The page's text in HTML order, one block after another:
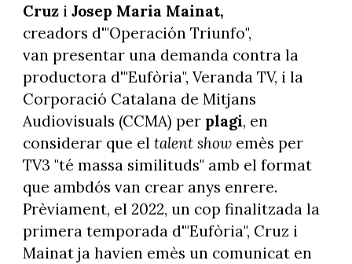
Cruz i Josep Maria Mainat,
creadors d'"Operación Triunfo",
van presentar una demanda contra la
productora d'"Eufòria", Veranda TV, i la
Corporació Catalana de Mitjans
Audiovisuals (CCMA) per plagi, en
considerar que el talent show emès per
TV3 "té massa similituds" amb el format
que ambdós van crear anys enrere.
Prèviament, el 2022, un cop finalitzada la
primera temporada d'"Eufòria", Cruz i
Mainat ja havien emès un comunicat en